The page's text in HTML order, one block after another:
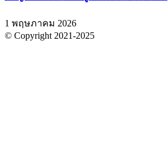
1 พฤษภาคม 2026
© Copyright 2021-2025